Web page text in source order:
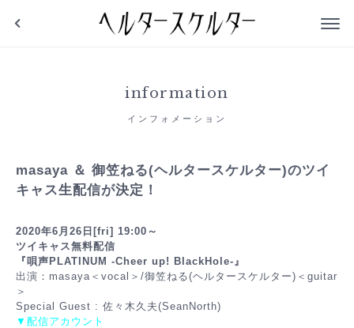
ヘルタースケルター
information
インフォメーション
masaya ＆ 御笠ねる(ヘルタースケルター)のツイ
キャス生配信が決定！
2020年6月26日[fri] 19:00～
ツイキャス無料配信
『唄声PLATINUM -Cheer up! BlackHole-』
出演：masaya＜vocal＞/御笠ねる(ヘルタースケルター)＜guitar
＞
Special Guest : 佐々木久夫(SeanNorth)
▼配信アカウント